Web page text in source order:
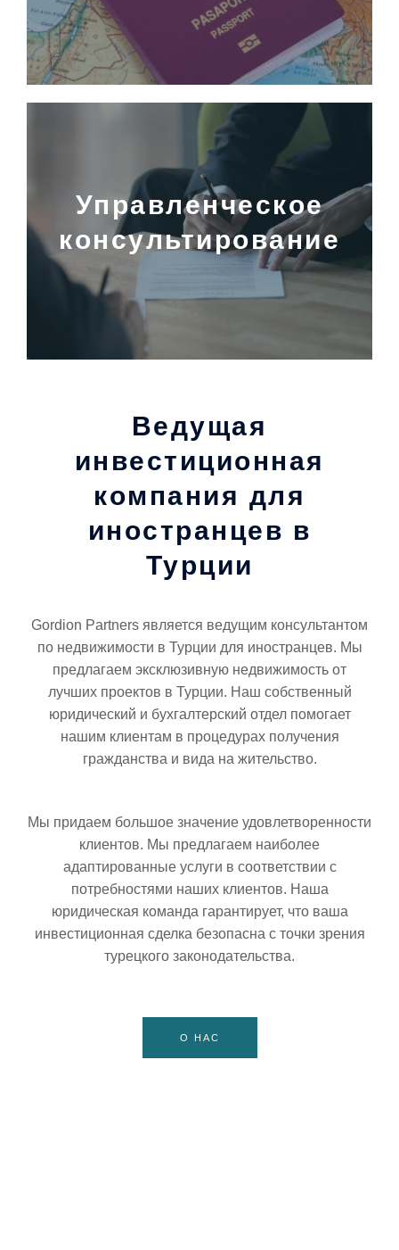
Управленческое
консультирование
Ведущая
инвестиционная
компания для
иностранцев в
Турции
Gordion Partners является ведущим консультантом
по недвижимости в Турции для иностранцев. Мы
предлагаем эксклюзивную недвижимость от
лучших проектов в Турции. Наш собственный
юридический и бухгалтерский отдел помогает
нашим клиентам в процедурах получения
гражданства и вида на жительство.
Мы придаем большое значение удовлетворенности
клиентов. Мы предлагаем наиболее
адаптированные услуги в соответствии с
потребностями наших клиентов. Наша
юридическая команда гарантирует, что ваша
инвестиционная сделка безопасна с точки зрения
турецкого законодательства.
О НАС